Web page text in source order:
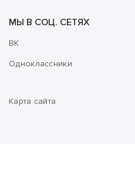
МЫ В СОЦ. СЕТЯХ
ВК
Одноклассники
Карта сайта